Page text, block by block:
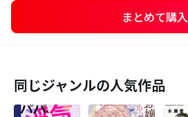
まとめて購入
同じジャンルの人気作品